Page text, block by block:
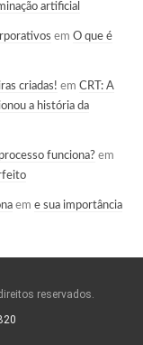
artificial
em O que é
criadas! em CRT: A
a história da
funciona? em
em e sua importância
reservados.